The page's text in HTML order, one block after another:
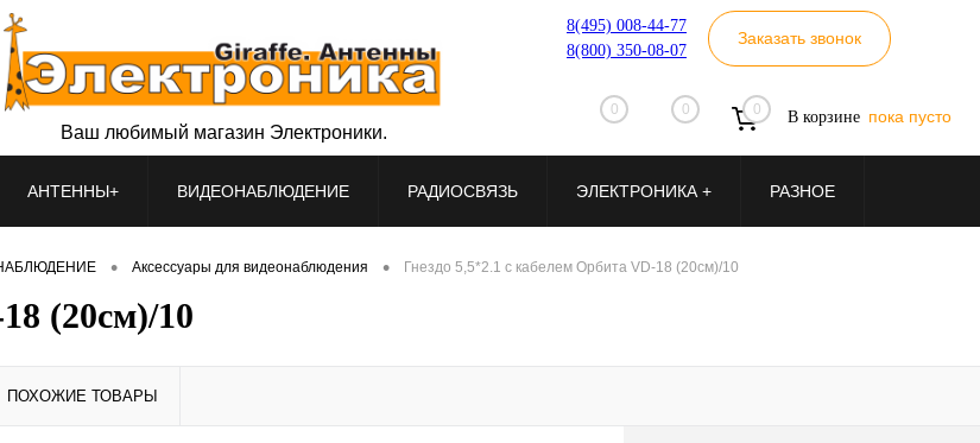
8(495) 008-44-77
8(800) 350-08-07
Заказать звонок
0 0 0 В корзине пока пусто
Ваш любимый магазин Электроники.
АНТЕННЫ+ ВИДЕОНАБЛЮДЕНИЕ РАДИОСВЯЗЬ ЭЛЕКТРОНИКА + РАЗНОЕ
• Аксессуары для видеонаблюдения • Гнездо 5,5*2.1 с кабелем Орбита VD-18 (20см)/10
(20см)/10
ПОХОЖИЕ ТОВАРЫ